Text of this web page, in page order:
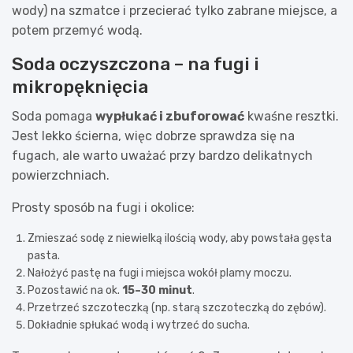
wody) na szmatce i przecierać tylko zabrane miejsce, a
potem przemyć wodą.
Soda oczyszczona – na fugi i
mikropęknięcia
Soda pomaga wypłukać i zbuforować kwaśne resztki.
Jest lekko ścierna, więc dobrze sprawdza się na
fugach, ale warto uważać przy bardzo delikatnych
powierzchniach.
Prosty sposób na fugi i okolice:
Zmieszać sodę z niewielką ilością wody, aby powstała gęsta
pasta.
Nałożyć pastę na fugi i miejsca wokół plamy moczu.
Pozostawić na ok. 15–30 minut.
Przetrzeć szczoteczką (np. starą szczoteczką do zębów).
Dokładnie spłukać wodą i wytrzeć do sucha.